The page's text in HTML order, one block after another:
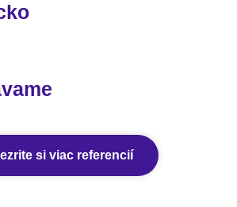
si viac referencií